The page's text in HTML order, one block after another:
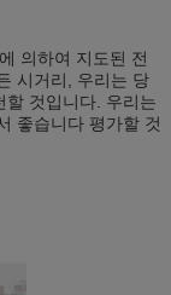
의하여 지도된 전
시거리, 우리는 당
할 것입니다. 우리는
좋습니다 평가할 것